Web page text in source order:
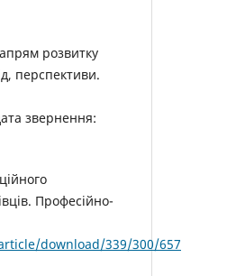
розвитку
перспективи.
звернення:
Професійно-
download/339/300/657